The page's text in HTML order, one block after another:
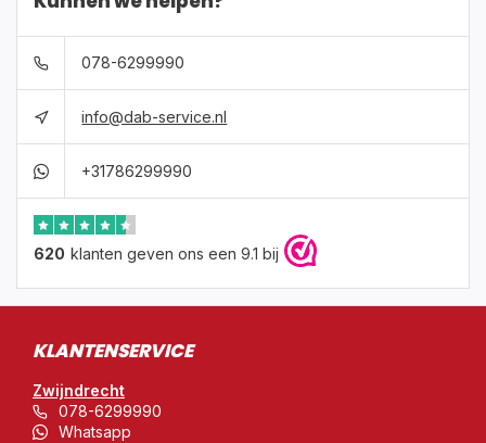
078-6299990
info@dab-service.nl
+31786299990
620 klanten geven ons een 9.1 bij
KLANTENSERVICE
Zwijndrecht
078-6299990
Whatsapp